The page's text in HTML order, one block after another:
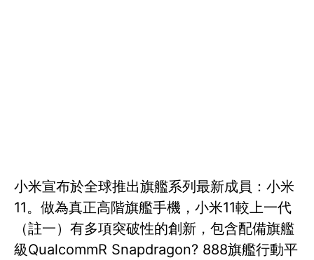
小米宣布於全球推出旗艦系列最新成員：小米
11。做為真正高階旗艦手機，小米11較上一代
（註一）有多項突破性的創新，包含配備旗艦
級QualcommR Snapdragon? 888旗艦行動平